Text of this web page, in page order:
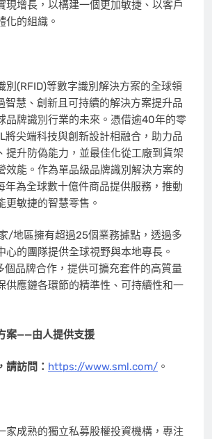
現增長，以構建一個更加敏捷、以客戶
化的組織。
別(RFID)等數字識別解決方案的全球領
智慧、創新且可持續的解決方案提升品
品牌識別行業的未來。憑借逾40年的零
將尖端科技與創新設計相融合，助力品
提升防偽能力，並最佳化從工廠到貨架
效能。作為單品級品牌識別解決方案的
年為全球數十億件商品提供服務，推動
更敏捷的智慧零售。
/地區擁有超過25個業務據點，透過多
心的團隊提供全球視野與本地專長。
個品牌合作，提供可擴充套件的高質量
供應鏈各環節的精準性、可持續性和一
案——由人提供支援
請訪問： https://www.sml.com/ 。
家成熟的獨立私募股權投資機構，專注